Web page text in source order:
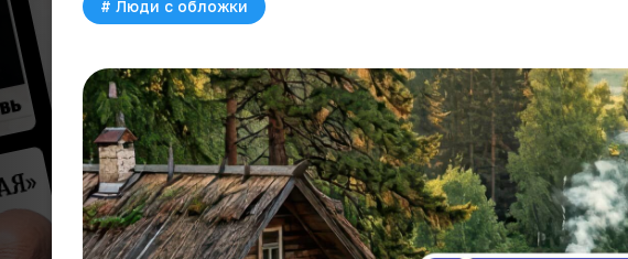
# Люди с обложки